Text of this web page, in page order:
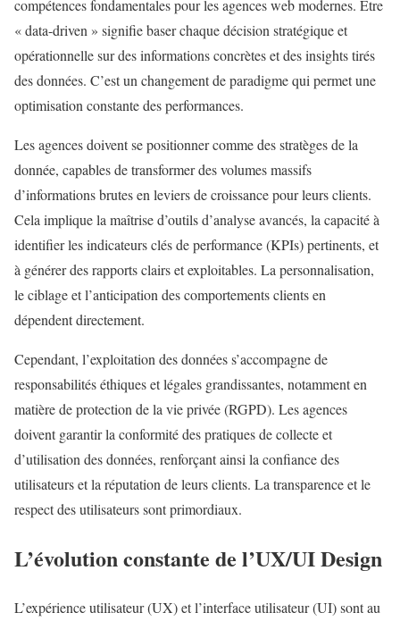
compétences fondamentales pour les agences web modernes. Être
« data-driven » signifie baser chaque décision stratégique et
opérationnelle sur des informations concrètes et des insights tirés
des données. C’est un changement de paradigme qui permet une
optimisation constante des performances.
Les agences doivent se positionner comme des stratèges de la
donnée, capables de transformer des volumes massifs
d’informations brutes en leviers de croissance pour leurs clients.
Cela implique la maîtrise d’outils d’analyse avancés, la capacité à
identifier les indicateurs clés de performance (KPIs) pertinents, et
à générer des rapports clairs et exploitables. La personnalisation,
le ciblage et l’anticipation des comportements clients en
dépendent directement.
Cependant, l’exploitation des données s’accompagne de
responsabilités éthiques et légales grandissantes, notamment en
matière de protection de la vie privée (RGPD). Les agences
doivent garantir la conformité des pratiques de collecte et
d’utilisation des données, renforçant ainsi la confiance des
utilisateurs et la réputation de leurs clients. La transparence et le
respect des utilisateurs sont primordiaux.
L’évolution constante de l’UX/UI Design
L’expérience utilisateur (UX) et l’interface utilisateur (UI) sont au